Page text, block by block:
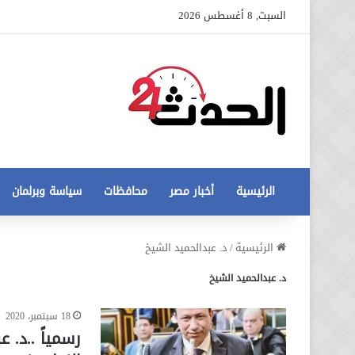
السبت, 8 أغسطس 2026
الرئيسية أخبار مصر محافظات سياسة وبرلمان
الرئيسية/د. عبدالحميد الشيخ
د. عبدالحميد الشيخ
18 سبتمبر، 2020
رسمياً ..د.
عاجل
أزمة
مخالفات
البناء
12 أغسطس، 2020
عاجل تطورات جديدة في